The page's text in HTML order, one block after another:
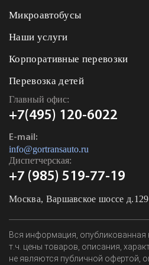
Микроавтобусы
Наши услуги
Корпоративные перевозки
Перевозка детей
Главный офис:
+7(495) 120-6022
E-mail:
info@gortransauto.ru
Диспетчерская:
+7 (985) 519-77-19
Москва, Варшавское шоссе
Вся информация, опубликованная
т.ч. цены товаров, описания,
не являются публичной офертой,